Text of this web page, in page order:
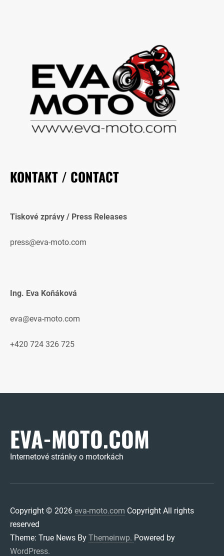
KONTAKT / CONTACT
Tiskové zprávy / Press Releases
press@eva-moto.com
Ing. Eva Koňáková
eva@eva-moto.com
+420 724 326 725
EVA-MOTO.COM
Internetové stránky o motorkách
Copyright © 2026 eva-moto.com Copyright All rights
reserved
Theme: True News By Themeinwp. Powered by
WordPress.